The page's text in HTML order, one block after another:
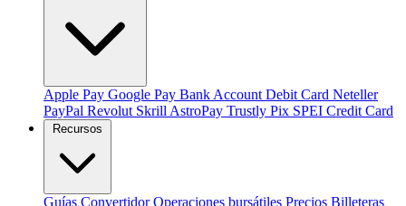
Apple Pay Google Pay Bank Account Debit Card Neteller
PayPal Revolut Skrill AstroPay Trustly Pix SPEI Credit Card
Recursos
Guías ConvertidorOperaciones bursátiles Precios Billeteras